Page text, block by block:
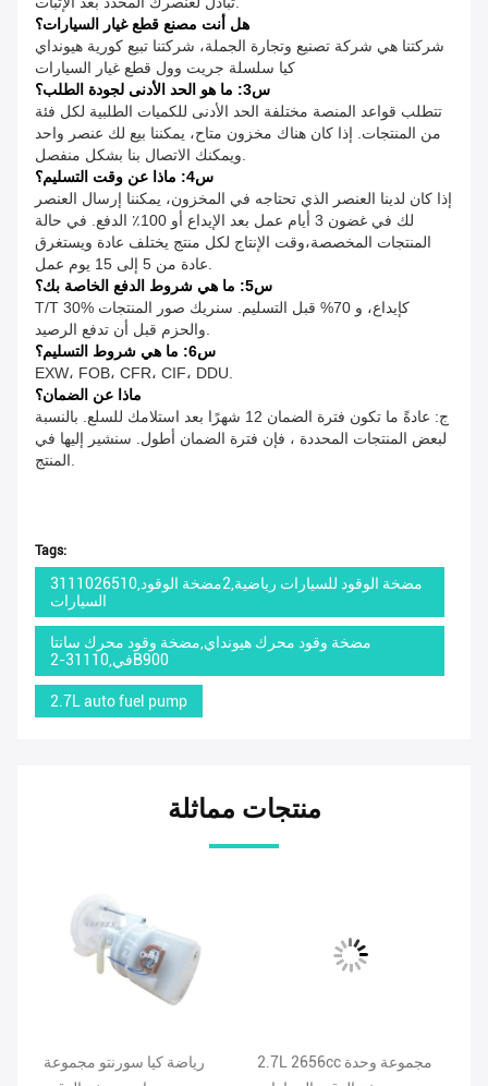
هل أنت مصنع قطع غيار السيارات؟
شركتنا هي شركة تصنيع وتجارة الجملة، شركتنا تبيع كورية هيونداي
كيا سلسلة جريت وول قطع غيار السيارات
س3: ما هو الحد الأدنى لجودة الطلب؟
تتطلب قواعد المنصة مختلفة الحد الأدنى للكميات الطلبية لكل فئة
من المنتجات. إذا كان هناك مخزون متاح، يمكننا بيع لك عنصر واحد
س4: ماذا عن وقت التسليم؟
إذا كان لدينا العنصر الذي تحتاجه في المخزون، يمكننا إرسال العنصر
لك في غضون 3 أيام عمل بعد الإيداع أو 100٪ الدفع. في حالة
المنتجات المخصصة،وقت الإنتاج لكل منتج يختلف عادة ويستغرق
س5: ما هي شروط الدفع الخاصة بك؟
T/T 30% كإيداع، و 70% قبل التسليم. سنريك صور المنتجات
س6: ما هي شروط التسليم؟
EXW، FOB، CFR، CIF، DDU.
ماذا عن الضمان؟
ج: عادةً ما تكون فترة الضمان 12 شهرًا بعد استلامك للسلع. بالنسبة
لبعض المنتجات المحددة ، فإن فترة الضمان أطول. سنشير إليها في
Tags:
3111026510,مضخة الوقود للسيارات رياضية,2مضخة الوقود
السيارات
مضخة وقود محرك هيونداي,مضخة وقود محرك سانتا
في,31110-2B900
2.7L auto fuel pump
منتجات مماثلة
رياضة كيا سورنتو مجموعة
2.7L 2656cc مجموعة وحدة